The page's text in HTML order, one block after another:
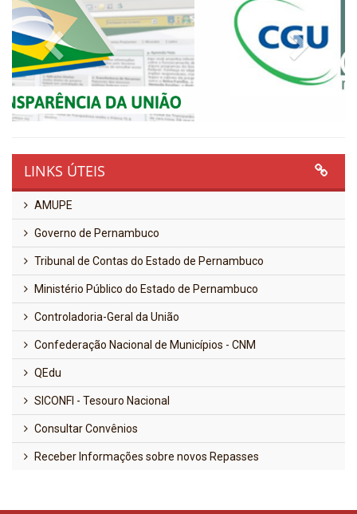
Previous Next
LINKS ÚTEIS
AMUPE
Governo de Pernambuco
Tribunal de Contas do Estado de Pernambuco
Ministério Público do Estado de Pernambuco
Controladoria-Geral da União
Confederação Nacional de Municípios - CNM
QEdu
SICONFI - Tesouro Nacional
Consultar Convênios
Receber Informações sobre novos Repasses